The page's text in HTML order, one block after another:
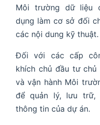
Môi trường dữ liệu
dụng làm cơ sở đối
các nội dung kỹ thuật.
Đối với các cấp
khích chủ đầu tư
và vận hành Môi
để quản lý, lưu trữ,
thông tin của dự án.